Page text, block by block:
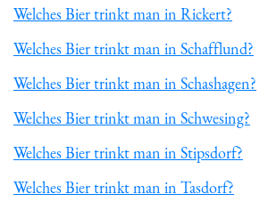
Welches Bier trinkt man in Rickert?
Welches Bier trinkt man in Schafflund?
Welches Bier trinkt man in Schashagen?
Welches Bier trinkt man in Schwesing?
Welches Bier trinkt man in Stipsdorf?
Welches Bier trinkt man in Tasdorf?